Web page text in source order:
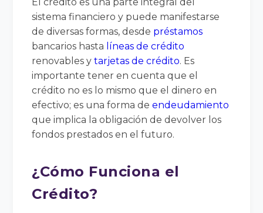
sistema financiero y puede manifestarse
de diversas formas, desde préstamos
bancarios hasta líneas de crédito
renovables ytarjetas de crédito. Es
importante tener en cuenta que el
crédito no es lo mismo que el dinero en
efectivo; es una forma deendeudamiento
que implica la obligación de devolver los
fondos prestados en el futuro.
¿Cómo Funciona el
Crédito?